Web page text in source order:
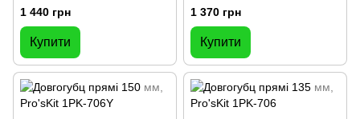
1 440 грн
Купити
1 370 грн
Купити